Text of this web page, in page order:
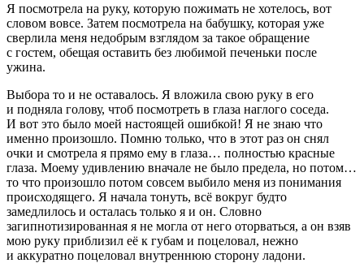
Я посмотрела на руку, которую пожимать не хотелось, вот
словом вовсе. Затем посмотрела на бабушку, которая уже
сверлила меня недобрым взглядом за такое обращение
с гостем, обещая оставить без любимой печеньки после
ужина.
Выбора то и не оставалось. Я вложила свою руку в его
и подняла голову, чтоб посмотреть в глаза наглого соседа.
И вот это было моей настоящей ошибкой! Я не знаю что
именно произошло. Помню только, что в этот раз он снял
очки и смотрела я прямо ему в глаза… полностью красные
глаза. Моему удивлению вначале не было предела, но потом…
то что произошло потом совсем выбило меня из понимания
происходящего. Я начала тонуть, всё вокруг будто
замедлилось и осталась только я и он. Словно
загипнотизированная я не могла от него оторваться, а он взяв
мою руку приблизил её к губам и поцеловал, нежно
и аккуратно поцеловал внутреннюю сторону ладони.